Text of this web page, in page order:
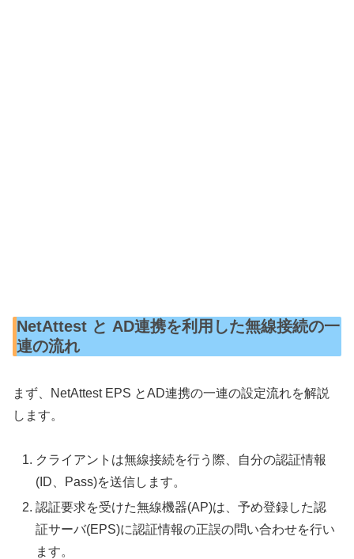
NetAttest と AD連携を利用した無線接続の一
連の流れ
まず、NetAttest EPS とAD連携の一連の設定流れを解説
します。
クライアントは無線接続を行う際、自分の認証情報
(ID、Pass)を送信します。
認証要求を受けた無線機器(AP)は、予め登録した認
証サーバ(EPS)に認証情報の正誤の問い合わせを行い
ます。